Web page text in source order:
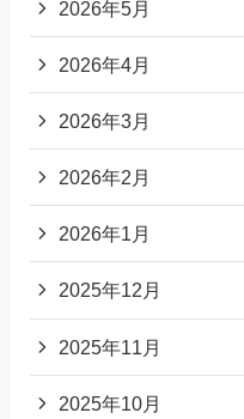
2026年5月
2026年4月
2026年3月
2026年2月
2026年1月
2025年12月
2025年11月
2025年10月